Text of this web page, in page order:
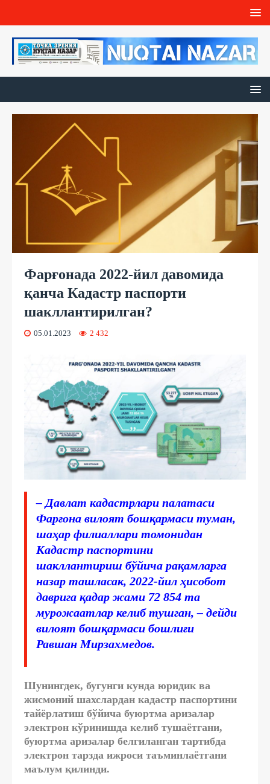
Фарғонада 2022-йил давомида
қанча Кадастр паспорти
шакллантирилган?
05.01.2023 2 432
– Давлат кадастрлари палатаси
Фарғона вилоят бошқармаси туман,
шаҳар филиаллари томонидан
Кадастр паспортини
шакллантириш бўйича рақамларга
назар ташласак, 2022-йил ҳисобот
даврига қадар жами 72 854 та
мурожаатлар келиб тушган, – дейди
вилоят бошқармаси бошлиғи
Равшан Мирзахмедов.
Шунингдек, бугунги кунда юридик ва
жисмоний шахслардан кадастр паспортини
тайёрлатиш бўйича буюртма аризалар
электрон кўринишда келиб тушаётгани,
буюртма аризалар белгиланган тартибда
электрон тарзда ижроси таъминлаётгани
маълум қилинди.